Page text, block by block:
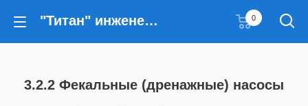
"Титан" инженерные решения 0
3.2.2 Фекальные (дренажные) насосы